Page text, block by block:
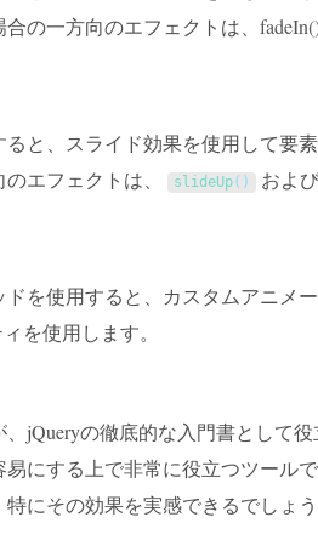
の一方向のエフェクトは、
ると、スライド効果を使用して要
エフェクトは、
slideUp( ) およ
ドを使用すると、カスタムアニメ
を使用します。
jQueryの徹底的な入門書として
にする上で非常に役立つツール
にその効果を実感できるでしょ